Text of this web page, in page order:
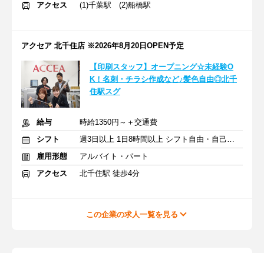
アクセス
(1)千葉駅 (2)船橋駅
アクセア 北千住店 ※2026年8月20日OPEN予定
【印刷スタッフ】オープニング☆未経験O
K！名刺・チラシ作成など♪髪色自由◎北千
住駅スグ
給与
時給1350円～＋交通費
シフト
週3日以上 1日8時間以上 シフト自由・自己申告
雇用形態
アルバイト・パート
アクセス
北千住駅 徒歩4分
この企業の求人一覧を見る